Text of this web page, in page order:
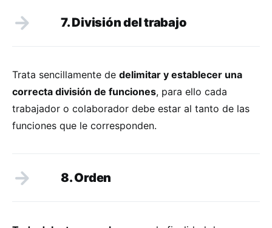
7. División del trabajo
Trata sencillamente de delimitar y establecer una
correcta división de funciones, para ello cada
trabajador o colaborador debe estar al tanto de las
funciones que le corresponden.
8. Orden